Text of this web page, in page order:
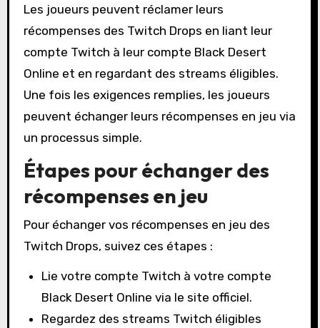
Les joueurs peuvent réclamer leurs
récompenses des Twitch Drops en liant leur
compte Twitch à leur compte Black Desert
Online et en regardant des streams éligibles.
Une fois les exigences remplies, les joueurs
peuvent échanger leurs récompenses en jeu via
un processus simple.
Étapes pour échanger des
récompenses en jeu
Pour échanger vos récompenses en jeu des
Twitch Drops, suivez ces étapes :
Lie votre compte Twitch à votre compte
Black Desert Online via le site officiel.
Regardez des streams Twitch éligibles